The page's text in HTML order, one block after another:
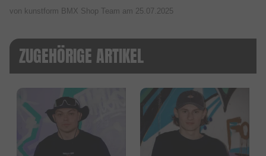
von kunstform BMX Shop Team am 25.07.2025
ZUGEHÖRIGE ARTIKEL